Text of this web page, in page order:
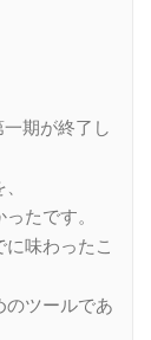
期が終了し
たです。
味わったこ
のツールであ